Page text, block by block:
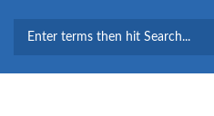
BÚSQUEDA